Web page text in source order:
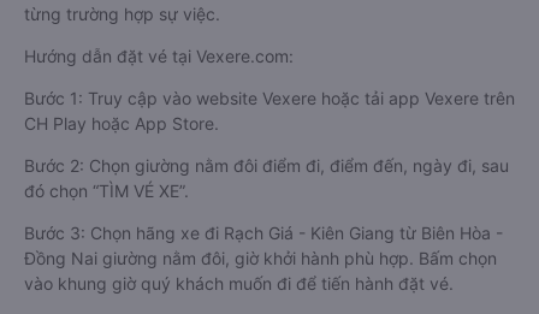
từng trường hợp sự việc.
Hướng dẫn đặt vé tại Vexere.com:
Bước 1: Truy cập vào website Vexere hoặc tải app Vexere trên
CH Play hoặc App Store.
Bước 2: Chọn giường nằm đôi điểm đi, điểm đến, ngày đi, sau
đó chọn “TÌM VÉ XE”.
Bước 3: Chọn hãng xe đi Rạch Giá - Kiên Giang từ Biên Hòa -
Đồng Nai giường nằm đôi, giờ khởi hành phù hợp. Bấm chọn
vào khung giờ quý khách muốn đi để tiến hành đặt vé.